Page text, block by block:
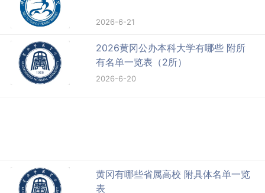
2026-6-21
2026黄冈公办本科大学有哪些 附所
有名单一览表（2所）
2026-6-20
黄冈有哪些省属高校 附具体名单一览
表